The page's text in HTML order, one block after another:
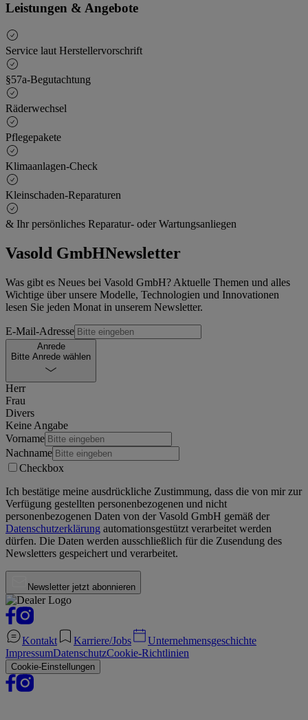
Leistungen & Angebote
Service laut Herstellervorschrift
§57a-Begutachtung
Räderwechsel
Pflegepakete
Klimaanlagen-Check
Kleinschaden-Reparaturen
& Ihr persönliches Reparatur- oder Wartungsanliegen
Vasold GmbHNewsletter
Was gibt es Neues bei Vasold GmbH? Aktuelle Themen und alles
Wichtige über unsere Modelle, Technologien und Innovationen
lesen Sie jeden Monat in unserem Newsletter.
E-Mail-Adresse
Anrede
Bitte Anrede wählen
Herr
Frau
Divers
Keine Angabe
Vorname
Nachname
Checkbox
Ich bestätige meine ausdrückliche Zustimmung, dass die von mir zur
Verfügung gestellten personenbezogenen und nicht
personenbezogenen Daten von derVasold GmbH gemäß der
Datenschutzerklärung automationsgestützt verarbeitet werden
dürfen. Die Daten werden ausschließlich für die Zusendung des
Newsletters gespeichert und verarbeitet.
Newsletter jetzt abonnieren
Kontakt Karriere/Jobs
Unternehmensgeschichte
ImpressumDatenschutzCookie-Richtlinien
Cookie-Einstellungen